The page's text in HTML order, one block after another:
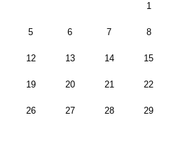
1
5 6 7 8
12 13 14 15
19 20 21 22
26 27 28 29